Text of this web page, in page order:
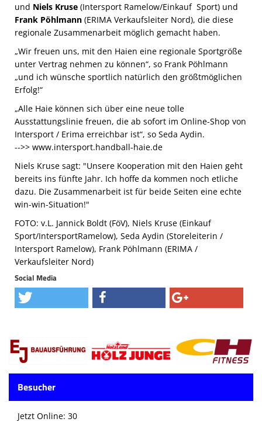
und Niels Kruse (Intersport Ramelow/Einkauf Sport) und
Frank Pöhlmann (ERIMA Verkaufsleiter Nord), die diese
regionale Zusammenarbeit möglich gemacht haben.
„Wir freuen uns, mit den Haien eine regionale Sportgröße
unter Vertrag nehmen zu können“, so Frank Pöhlmann
„und ich wünsche sportlich natürlich den größtmöglichen
Erfolg!“
„Alle Haie können sich über eine neue tolle
Ausstattungslinie freuen, die ab sofort im Online-Shop von
Intersport / Erima erreichbar ist“, so Seda Aydin.
-->> www.intersport.handball-haie.de
Niels Kruse sagt: "Unsere Kooperation mit den Haien geht
bereits ins fünfte Jahr. Ich hoffe da kommen noch etliche
dazu. Die Zusammenarbeit ist für beide Seiten eine echte
win-win-Situation!"
FOTO: v.L. Jannick Boldt (FöV), Niels Kruse (Einkauf
Sport/IntersportRamelow), Seda Aydin (Storeleiterin /
Intersport Ramelow), Frank Pöhlmann (ERIMA /
Verkaufsleiter Nord)
Social Media
Besucher
Jetzt Online: 30